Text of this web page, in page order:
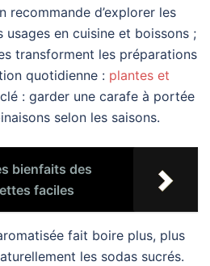
recommande d’explorer les
usages en cuisine et boissons ;
transforment les préparations
quotidienne : plantes et
clé : garder une carafe à portée
selon les saisons.
bienfaits des
faciles
fait boire plus, plus
les sodas sucrés.